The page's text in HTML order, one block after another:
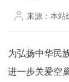
来源：本站
为弘扬中华民
进一步关爱空